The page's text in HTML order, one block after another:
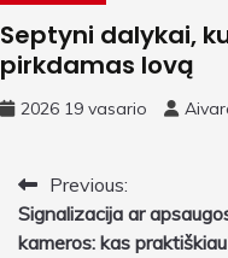
Septyni dalykai,
pirkdamas lovą
2026 19 vasario
Navigacija
tarp
Previous:
Signalizacija ar
kameros: kas